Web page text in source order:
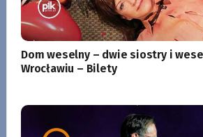
Dom weselny – dwie siostry i
Wrocławiu – Bilety